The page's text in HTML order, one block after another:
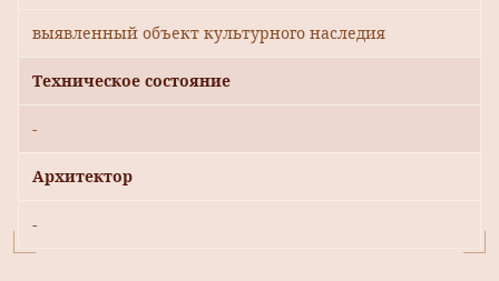
выявленный объект культурного наследия
Техническое состояние
-
Архитектор
-